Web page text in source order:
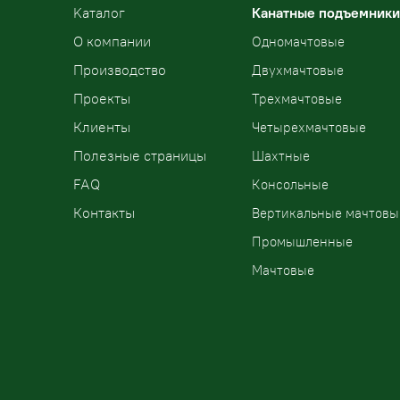
Kаталог
О компании
Производство
Проекты
Клиенты
Полезные страницы
FAQ
Контакты
Канатные подъемники
Одномачтовые
Двухмачтовые
Трехмачтовые
Четырехмачтовые
Шахтные
Консольные
Вертикальные
Промышленные
Мачтовые